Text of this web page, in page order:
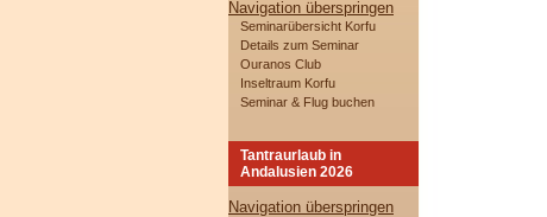
Navigation überspringen
Seminarübersicht Korfu
Details zum Seminar
Ouranos Club
Inseltraum Korfu
Seminar & Flug buchen
Tantraurlaub in
Andalusien 2026
Navigation überspringen